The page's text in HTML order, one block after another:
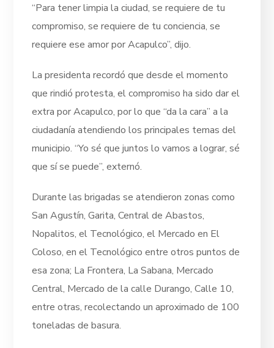
“Para tener limpia la ciudad, se requiere de tu
compromiso, se requiere de tu conciencia, se
requiere ese amor por Acapulco”, dijo.
La presidenta recordó que desde el momento
que rindió protesta, el compromiso ha sido dar el
extra por Acapulco, por lo que “da la cara” a la
ciudadanía atendiendo los principales temas del
municipio. “Yo sé que juntos lo vamos a lograr, sé
que sí se puede”, externó.
Durante las brigadas se atendieron zonas como
San Agustín, Garita, Central de Abastos,
Nopalitos, el Tecnológico, el Mercado en El
Coloso, en el Tecnológico entre otros puntos de
esa zona; La Frontera, La Sabana, Mercado
Central, Mercado de la calle Durango, Calle 10,
entre otras, recolectando un aproximado de 100
toneladas de basura.